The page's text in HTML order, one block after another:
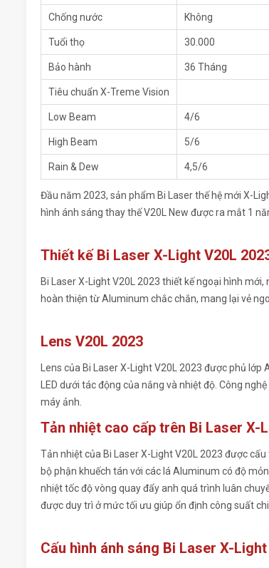
Chống nước Không
Tuổi thọ 30.000
Bảo hành 36 Tháng
Tiêu chuẩn X-Treme Vision
Low Beam 4/6
High Beam 5/6
Rain & Dew 4,5/6
Đầu năm 2023, sản phẩm Bi Laser thế hệ mới X-
hình ánh sáng thay thế V20L New được ra mắt 1
Thiết kế Bi Laser X-Light V20L
Bi Laser X-Light V20L 2023 thiết kế ngoại hình
hoàn thiện từ Aluminum chắc chắn, mang lại vẻ
Lens V20L 2023
Lens của Bi Laser X-Light V20L 2023 được phủ
LED dưới tác động của nắng và nhiệt độ. Công
máy ảnh.
Tản nhiệt cao cấp trên Bi Laser X-
Tản nhiệt của Bi Laser X-Light V20L 2023 được
bộ phận khuếch tán với các lá Aluminum có độ
nhiệt tốc độ vòng quay đẩy anh quá trình luân
được duy trì ở mức tối ưu giúp ổn định công suất
Cấu hình ánh sáng Bi Laser X-